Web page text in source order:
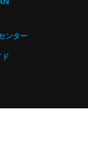
ンター
ド